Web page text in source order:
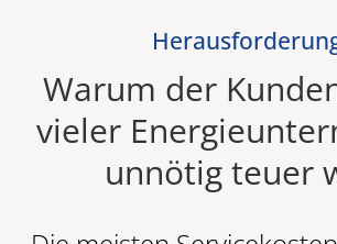
Warum der
vieler
unnötig teuer